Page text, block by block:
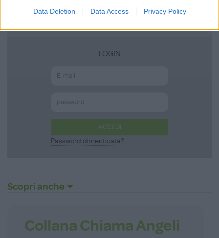
Data Deletion Data Access Privacy Policy
LOGIN
ACCEDI
Password dimenticata?
Scopri anche
Collana Chiama Angeli